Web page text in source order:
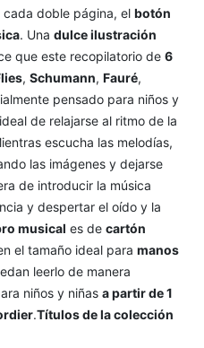
cada doble página, el botón
. Una dulceilustración
que este recopilatorio de 6
, Schumann, Fauré,
pensado para niños y
de relajarse al ritmo de la
escucha las melodías,
las imágenes y dejarse
de introducir la música
y despertar el oído y la
musical es de cartón
el tamaño ideal para manos
leerlo de manera
niños y niñas a partir de 1
.Títulos de la colección